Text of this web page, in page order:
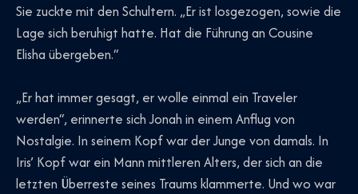
Sie zuckte mit den Schultern. „Er ist losgezogen, sowie die
Lage sich beruhigt hatte. Hat die Führung an Cousine
Elisha übergeben.“
„Er hat immer gesagt, er wolle einmal ein Traveler
werden“, erinnerte sich Jonah in einem Anflug von
Nostalgie. In seinem Kopf war der Junge von damals. In
Iris’ Kopf war ein Mann mittleren Alters, der sich an die
letzten Überreste seines Traums klammerte. Und wo war